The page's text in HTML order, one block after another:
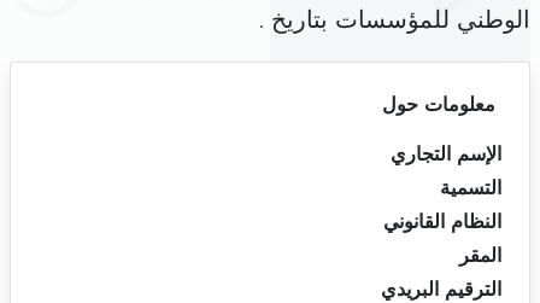
الوطني للمؤسسات بتاريخ .
معلومات حول
الإسم التجاري
التسمية
النظام القانوني
المقر
الترقيم البريدي